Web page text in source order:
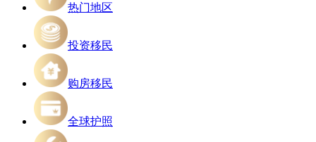
热门地区
投资移民
购房移民
全球护照